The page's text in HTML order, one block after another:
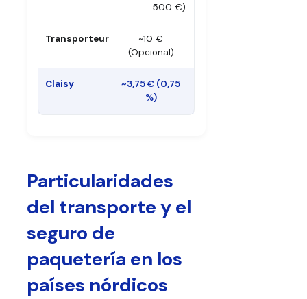
500 €)
~10 €
(Opcional)
~3,75 € (0,75
%)
Particularidades
del transporte y el
seguro de
paquetería en los
países nórdicos